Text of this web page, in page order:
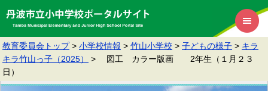
教育委員会トップ > 小学校情報 > 竹山小学校 > 子どもの様子 > キラ
キラ竹山っ子（2025）
>
図工 カラー版画 2年生（１月２３
日）